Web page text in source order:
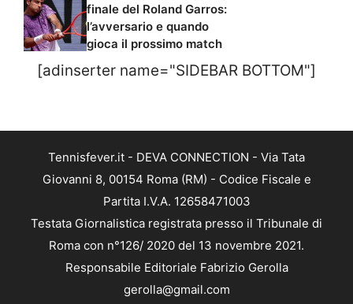
finale del Roland Garros:
l’avversario e quando
gioca il prossimo match
[adinserter name="SIDEBAR BOTTOM"]
Tennisfever.it - DEVA CONNECTION - Via Tata
Giovanni 8, 00154 Roma (RM) - Codice Fiscale e
Partita I.V.A. 12658471003
Testata Giornalistica registrata presso il Tribunale di
Roma con n°126/ 2020 del 13 novembre 2021.
Responsabile Editoriale Fabrizio Gerolla
gerolla@gmail.com